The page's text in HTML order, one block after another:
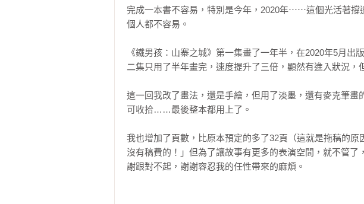
完成一本書不容易，特別是今年，2020年⋯⋯這個光活著
個人都不容易。
《鐵男孩：山寨之城》第一集畫了一年半，在2020年5月出
二集只用了半年畫完，速度提升了三倍，顯然有進入狀況
這一回我改了畫法，還是手繪，但用了淡墨，還有麥克筆
可收拾……最後整本都用上了。
我也增加了頁數，比原本預定的多了32頁（這就是拖稿的
沒有稿費的！」但為了讓故事有更多的表演空間，就不管了
謝跟對不起，謝謝容忍我的任性帶來的麻煩。